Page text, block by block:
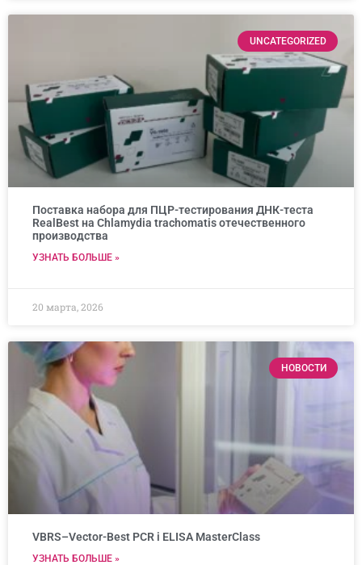
UNCATEGORIZED
Поставка набора для ПЦР-тестирования ДНК-теста
RealBest на Chlamydia trachomatis отечественного
производства
УЗНАТЬ БОЛЬШЕ »
20 марта, 2026
НОВОСТИ
VBRS–Vector-Best PCR i ELISA MasterClass
УЗНАТЬ БОЛЬШЕ »